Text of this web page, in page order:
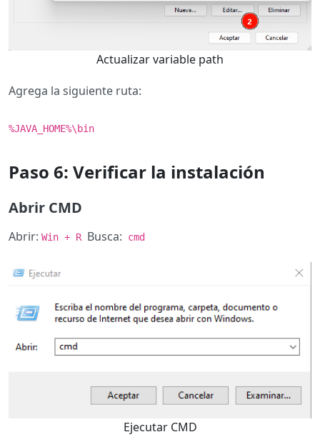
Actualizar variable path
Agrega la siguiente ruta:
%JAVA_HOME%\bin
Paso 6: Verificar la instalación
Abrir CMD
Abrir: Win + R Busca: cmd
Ejecutar CMD